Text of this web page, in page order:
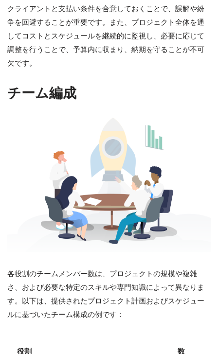
クライアントと支払い条件を合意しておくことで、誤解や紛
争を回避することが重要です。また、プロジェクト全体を通
してコストとスケジュールを継続的に監視し、必要に応じて
調整を行うことで、予算内に収まり、納期を守ることが不可
欠です。
チーム編成
各役割のチームメンバー数は、プロジェクトの規模や複雑
さ、および必要な特定のスキルや専門知識によって異なりま
す。以下は、提供されたプロジェクト計画およびスケジュー
ルに基づいたチーム構成の例です：
役割 数